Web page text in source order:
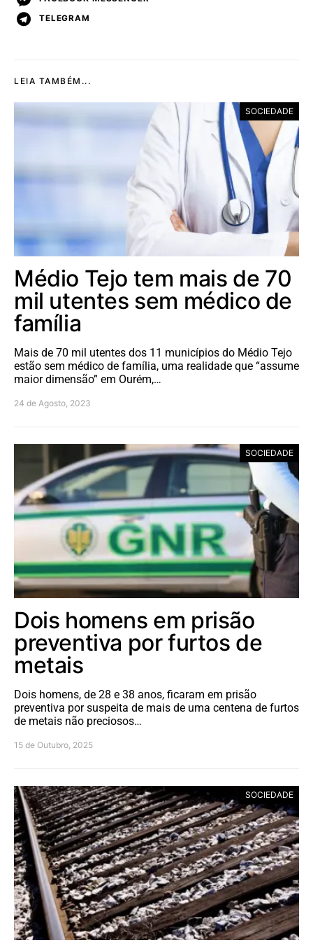
TELEGRAM
LEIA TAMBÉM...
SOCIEDADE
Médio Tejo tem mais de 70
mil utentes sem médico de
família
Mais de 70 mil utentes dos 11 municípios do Médio Tejo
estão sem médico de família, uma realidade que “assume
maior dimensão” em Ourém,…
24 de Agosto, 2023
SOCIEDADE
Dois homens em prisão
preventiva por furtos de
metais
Dois homens, de 28 e 38 anos, ficaram em prisão
preventiva por suspeita de mais de uma centena de furtos
de metais não preciosos…
15 de Outubro, 2025
SOCIEDADE